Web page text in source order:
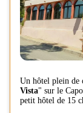
Un hôtel plein de
Vista" sur le
petit hôtel de 15